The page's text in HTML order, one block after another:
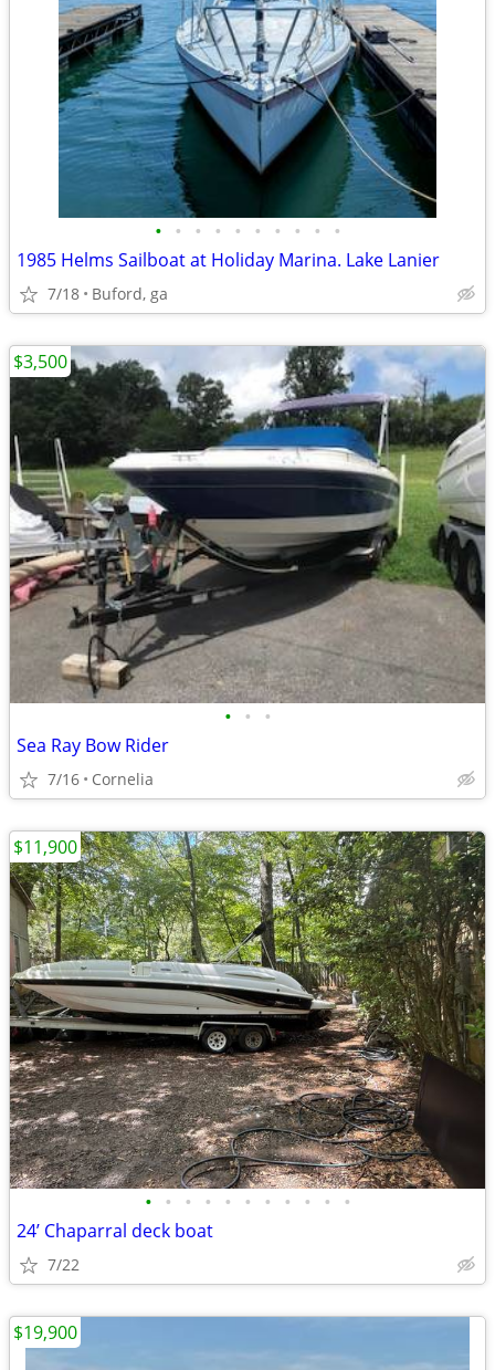
• • • • • • • • • •
1985 Helms Sailboat at Holiday Marina. Lake Lanier
7/18 Buford, ga
• • •
Sea Ray Bow Rider
7/16 Cornelia
$3,500
• • • • • • • • • • •
24’ Chaparral deck boat
7/22
$11,900
$19,900